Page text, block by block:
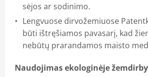
sėjos ar sodinimo.
Lengvuose dirvožemiuose
būti ištręšiamos pavasarį, kad
nebūtų prarandamos maisto
Naudojimas ekologinėje